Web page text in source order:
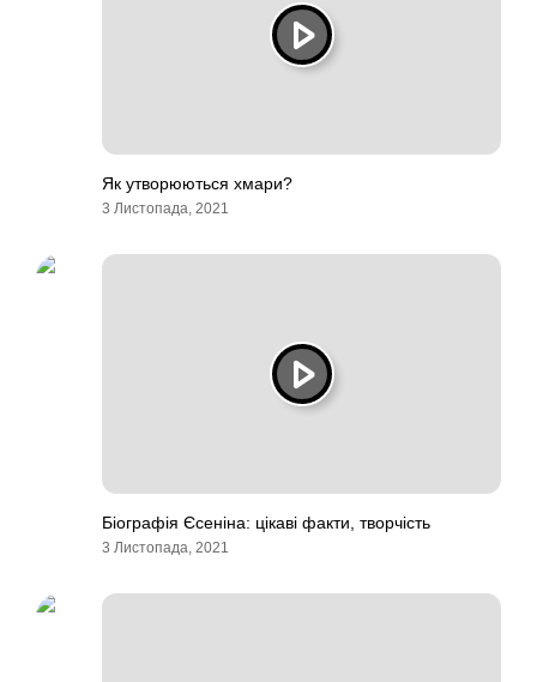
Як утворюються хмари?
3 Листопада, 2021
Біографія Єсеніна: цікаві факти, творчість
3 Листопада, 2021